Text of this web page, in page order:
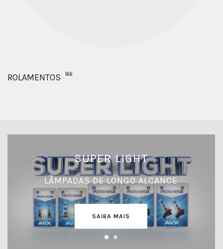
ROLAMENTOS 166
SUPER LIGHT
LÂMPADAS DE LONGO ALCANCE
SAIBA MAIS